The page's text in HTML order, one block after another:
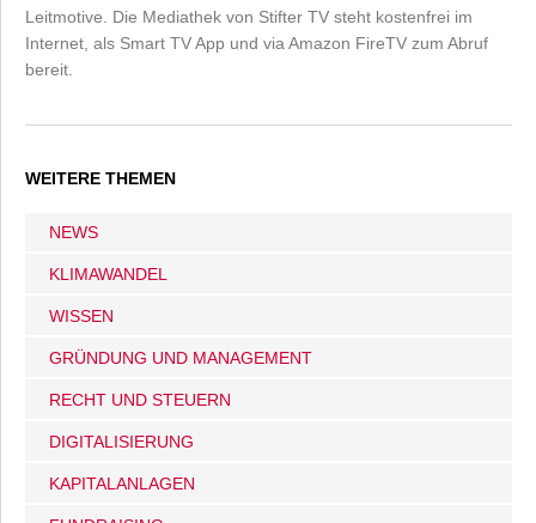
Leitmotive. Die Mediathek von Stifter TV steht kostenfrei im
Internet, als Smart TV App und via Amazon FireTV zum Abruf
bereit.
WEITERE THEMEN
NEWS
KLIMAWANDEL
WISSEN
GRÜNDUNG UND MANAGEMENT
RECHT UND STEUERN
DIGITALISIERUNG
KAPITALANLAGEN